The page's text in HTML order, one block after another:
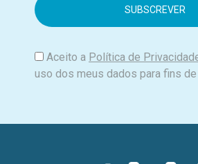
i
Aceito a Política de
uso dos meus dados para fins de